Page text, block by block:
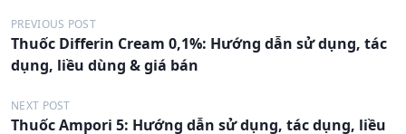
Đ
i
u
PREVIOUS POST
Thuốc Differin Cream 0,1%: Hướng dẫn sử dụng, tác
dụng, liều dùng & giá bán
NEXT POST
Thuốc Ampori 5: Hướng dẫn sử dụng, tác dụng, liều